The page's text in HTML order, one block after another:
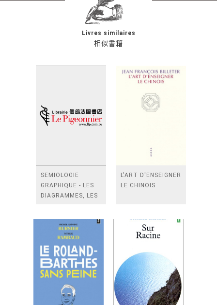
相似書籍
Livres similaires
SEMIOLOGIE
GRAPHIQUE - LES
DIAGRAMMES, LES
L'ART D'ENSEIGNER
LE CHINOIS